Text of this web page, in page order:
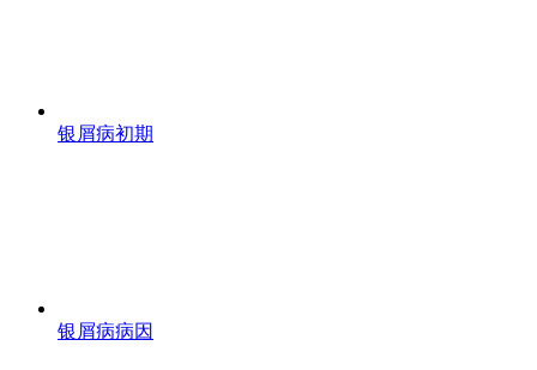
银屑病初期
银屑病病因